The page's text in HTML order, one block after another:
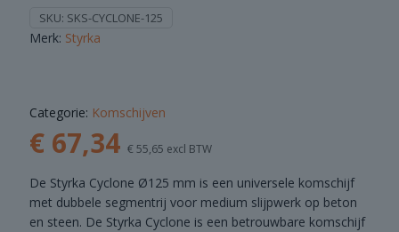
SKU: SKS-CYCLONE-125
Merk: Styrka
Categorie: Komschijven
€ 67,34 € 55,65 excl BTW
De Styrka Cyclone Ø125 mm is een universele komschijf
met dubbele segmentrij voor medium slijpwerk op beton
en steen. De Styrka Cyclone is een betrouwbare komschijf
& BEITELS
ACCESSOIRES
DEALS